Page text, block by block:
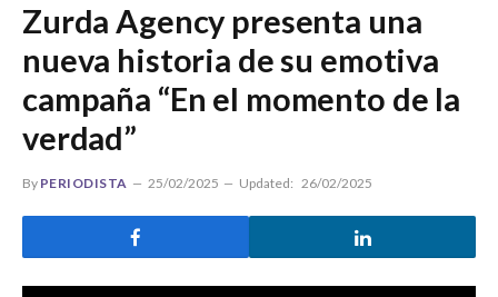
Zurda Agency presenta una
nueva historia de su emotiva
campaña “En el momento de la
verdad”
By PERIODISTA 25/02/2025 Updated: 26/02/2025